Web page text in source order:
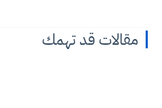
مقالات قد تهمك